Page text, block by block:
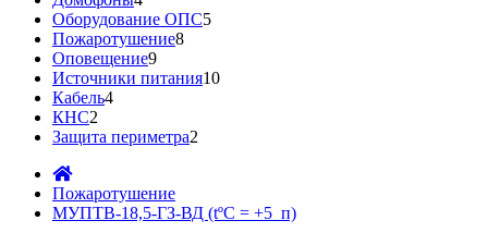
Оборудование ОПС5
Пожаротушение8
Оповещение9
Источники питания10
Кабель4
КНС2
Защита периметра2
Пожаротушение
МУПТВ-18,5-ГЗ-ВД (tºC = +5_п)